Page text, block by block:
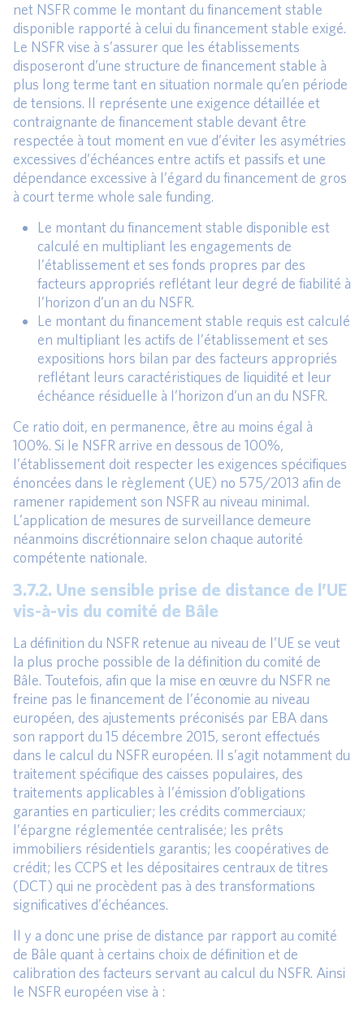
net NSFR comme le montant du financement stable
disponible rapporté à celui du financement stable exigé.
Le NSFR vise à s’assurer que les établissements
disposeront d’une structure de financement stable à
plus long terme tant en situation normale qu’en période
de tensions. Il représente une exigence détaillée et
contraignante de financement stable devant être
respectée à tout moment en vue d’éviter les asymétries
excessives d’échéances entre actifs et passifs et une
dépendance excessive à l’égard du financement de gros
à court terme whole sale funding.
Le montant du financement stable disponible est
calculé en multipliant les engagements de
l’établissement et ses fonds propres par des
facteurs appropriés reflétant leur degré de fiabilité à
l’horizon d’un an du NSFR.
Le montant du financement stable requis est calculé
en multipliant les actifs de l’établissement et ses
expositions hors bilan par des facteurs appropriés
reflétant leurs caractéristiques de liquidité et leur
échéance résiduelle à l’horizon d’un an du NSFR.
Ce ratio doit, en permanence, être au moins égal à
100%. Si le NSFR arrive en dessous de 100%,
l’établissement doit respecter les exigences spécifiques
énoncées dans le règlement (UE) no 575/2013 afin de
ramener rapidement son NSFR au niveau minimal.
L’application de mesures de surveillance demeure
néanmoins discrétionnaire selon chaque autorité
compétente nationale.
3.7.2. Une sensible prise de distance de l’UE
vis-à-vis du comité de Bâle
La définition du NSFR retenue au niveau de l’UE se veut
la plus proche possible de la définition du comité de
Bâle. Toutefois, afin que la mise en œuvre du NSFR ne
freine pas le financement de l’économie au niveau
européen, des ajustements préconisés par EBA dans
son rapport du 15 décembre 2015, seront effectués
dans le calcul du NSFR européen. Il s’agit notamment du
traitement spécifique des caisses populaires, des
traitements applicables à l’émission d’obligations
garanties en particulier; les crédits commerciaux;
l’épargne réglementée centralisée; les prêts
immobiliers résidentiels garantis; les coopératives de
crédit; les CCPS et les dépositaires centraux de titres
(DCT) qui ne procèdent pas à des transformations
significatives d’échéances.
Il y a donc une prise de distance par rapport au comité
de Bâle quant à certains choix de définition et de
calibration des facteurs servant au calcul du NSFR. Ainsi
le NSFR européen vise à :